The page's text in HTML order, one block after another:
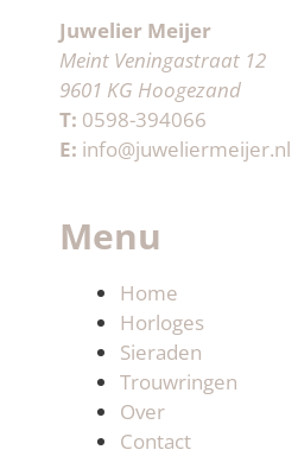
Juwelier Meijer
Meint Veningastraat 12
9601 KG Hoogezand
T: 0598-394066
E: info@juweliermeijer.nl
Menu
Home
Horloges
Sieraden
Trouwringen
Over
Contact